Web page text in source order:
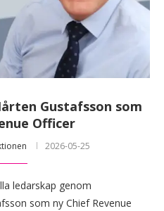
Gustafsson som
Officer
2026-05-25
ledarskap genom
som ny Chief Revenue